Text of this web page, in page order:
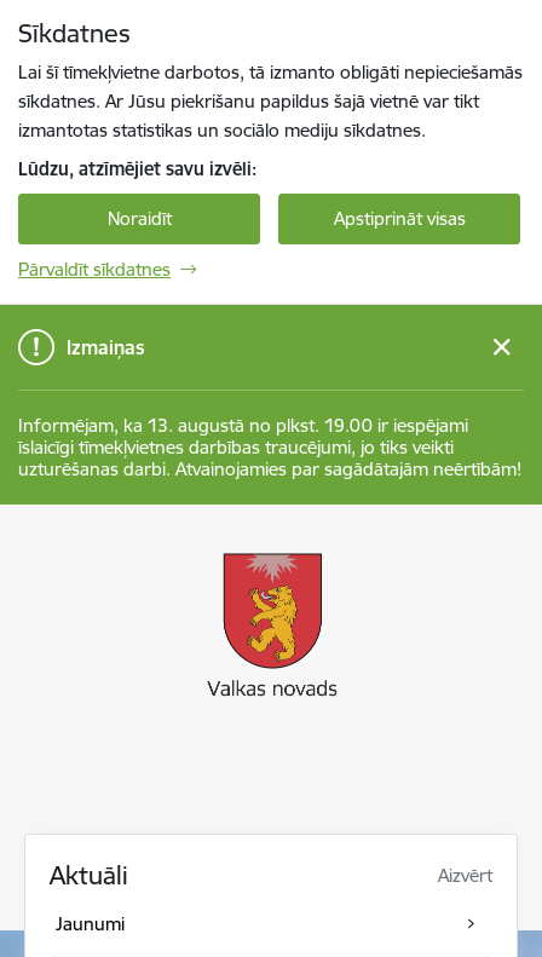
Sīkdatnes
Lai šī tīmekļvietne darbotos, tā izmanto obligāti nepieciešamās
sīkdatnes. Ar Jūsu piekrišanu papildus šajā vietnē var tikt
izmantotas statistikas un sociālo mediju sīkdatnes.
Lūdzu, atzīmējiet savu izvēli:
Noraidīt Apstiprināt visas
Pārvaldīt sīkdatnes
Izmaiņas
Informējam, ka 13. augustā no plkst. 19.00 ir iespējami
īslaicīgi tīmekļvietnes darbības traucējumi, jo tiks veikti
uzturēšanas darbi. Atvainojamies par sagādātajām neērtībām!
Aktuāli Aizvērt
Jaunumi